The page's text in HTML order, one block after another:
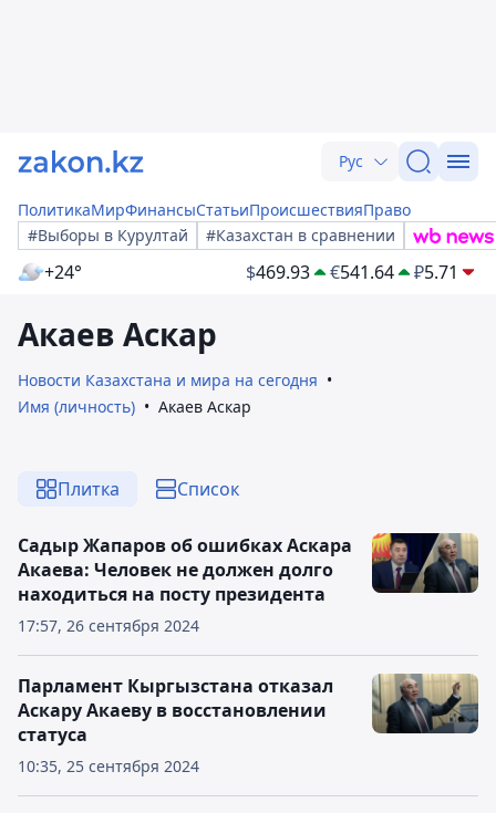
Рус
ПолитикаМирФинансыСтатьиПроисшествияПраво
#Выборы в Курултай
#Казахстан в сравнении
+24° $469.93 €541.64 ₽5.71
Акаев Аскар
Новости Казахстана и мира на сегодня
Имя (личность)
Акаев Аскар
Плитка Список
17:57, 26 сентября 2024
Садыр Жапаров об ошибках Аскара
Акаева: Человек не должен долго
находиться на посту президента
10:35, 25 сентября 2024
Парламент Кыргызстана отказал
Аскару Акаеву в восстановлении
статуса